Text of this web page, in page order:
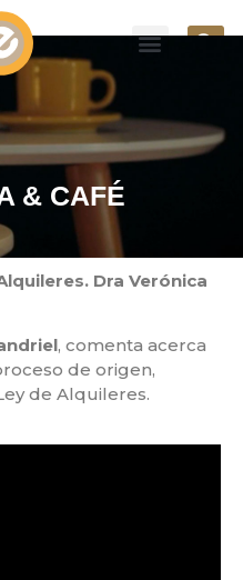
& CAFÉ
Dra Verónica
, comenta acerca
de origen,
de Alquileres.